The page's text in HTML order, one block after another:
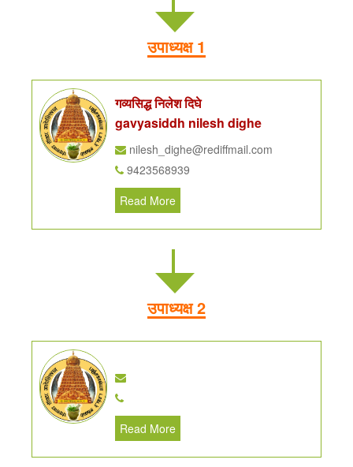
उपाध्यक्ष 1
गव्यसिद्ध निलेश दिघे
gavyasiddh nilesh dighe
nilesh_dighe@rediffmail.com
9423568939
Read More
उपाध्यक्ष 2
Read More